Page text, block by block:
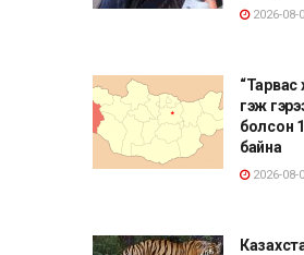
2026-08-
“Тарвас
гэж
болсон
байна
2026-08-